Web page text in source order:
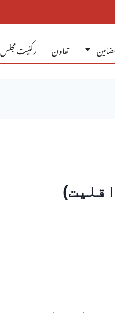
تعاون رکنیت مجلس